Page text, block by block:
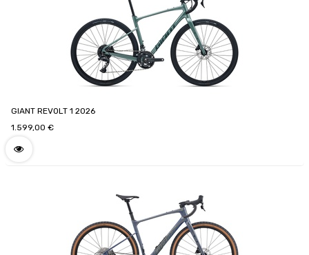
GIANT REVOLT 1 2026
1.599,00 €